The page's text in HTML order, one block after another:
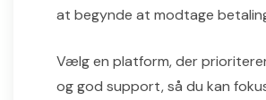
at begynde at modtage
Vælg en platform, der
og god support, så du kan